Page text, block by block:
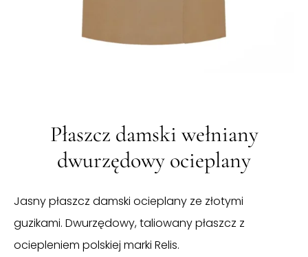
Płaszcz damski wełniany
dwurzędowy ocieplany
Jasny płaszcz damski ocieplany ze złotymi
guzikami. Dwurzędowy, taliowany płaszcz z
ociepleniem polskiej marki Relis.